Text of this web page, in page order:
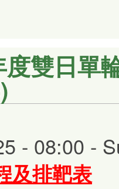
雙日單
- 08:00 -
及排靶表